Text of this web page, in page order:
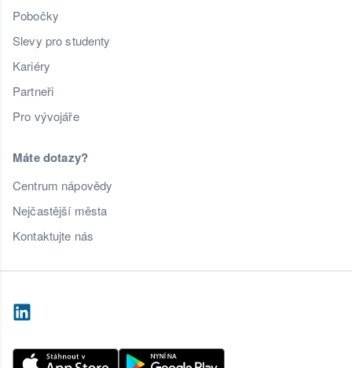
Pobočky
Slevy pro studenty
Kariéry
Partneři
Pro vývojáře
Máte dotazy?
Centrum nápovědy
Nejčastější města
Kontaktujte nás